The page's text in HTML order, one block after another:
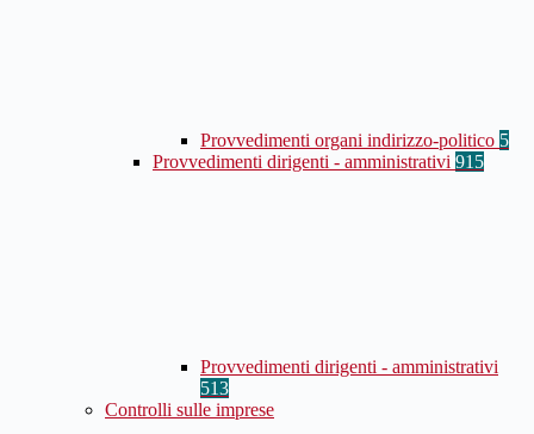
Provvedimenti organi indirizzo-politico 5
Provvedimenti dirigenti - amministrativi 915
Provvedimenti dirigenti - amministrativi
513
Controlli sulle imprese